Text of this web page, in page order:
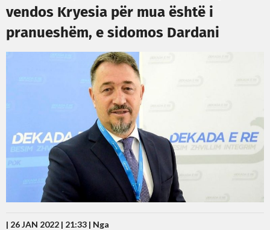
vendos Kryesia për mua është i
pranueshëm, e sidomos Dardani
| 26 JAN 2022 | 21:33 | Nga